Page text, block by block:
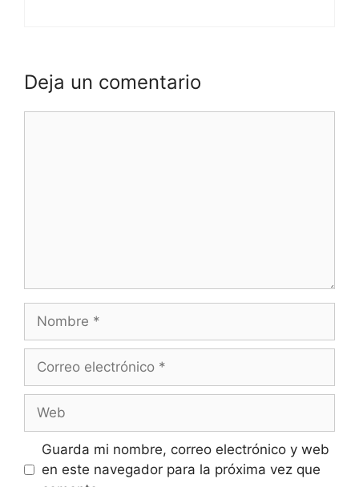
Deja un comentario
Nombre
Correo
Web
Guarda mi nombre, correo electrónico y web
en este navegador para la próxima vez que